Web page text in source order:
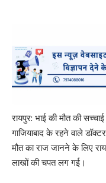
रायपुर: भाई की मौत की
गाजियाबाद के रहने वाले
मौत का राज जानने के लिए
लाखों की चपत लग गई।